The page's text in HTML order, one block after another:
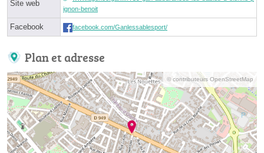
Site web
ignon-benoit
Facebook facebook.com/Ganlessablesport/
Plan et adresse
© contributeurs OpenStreetMap